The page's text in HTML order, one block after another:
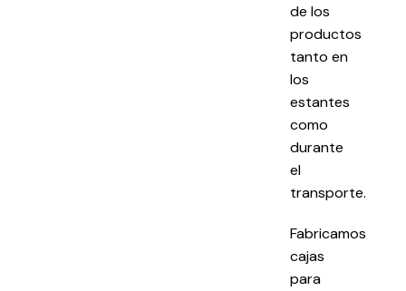
de los
productos
tanto en
los
estantes
como
durante
el
transporte.
Fabricamos
cajas
para